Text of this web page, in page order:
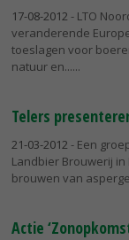
17-08-2012 - LTO
veranderende
toeslagen voor
natuur en...
Telers
21-03-2012 - Een
Landbier Brouwerij
brouwen van
Actie